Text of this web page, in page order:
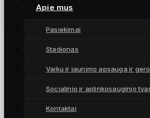
Apie mus
Pasiekimai
Stadionas
Vaikų ir jaunimo apsauga ir
Socialinio ir aplinkosauginio
Kontaktai
Lietuvos čempionės iš Šiaulių,